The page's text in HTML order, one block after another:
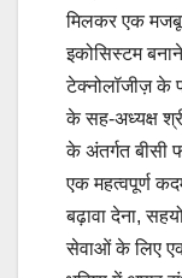
मिलकर एक
इकोसिस्टम
टेक्‍नोलॉजीज़ के
के सह-अध्यक्ष
के अंतर्गत बीसी
एक महत्वपूर्ण
बढ़ावा देना,
सेवाओं के लिए